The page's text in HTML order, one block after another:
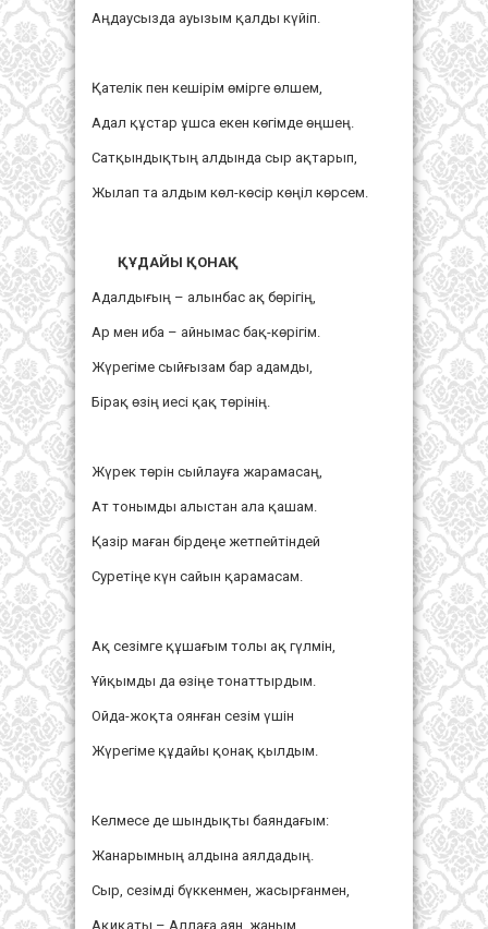
Аңдаусызда ауызым қалды күйіп.
Қателік пен кешірім өмірге өлшем,
Адал құстар ұшса екен көгімде өңшең.
Сатқындықтың алдында сыр ақтарып,
Жылап та алдым көл-көсір көңіл көрсем.
ҚҰДАЙЫ ҚОНАҚ
Адалдығың – алынбас ақ бөрігің,
Ар мен иба – айнымас бақ-көрігім.
Жүрегіме сыйғызам бар адамды,
Бірақ өзің иесі қақ төрінің.
Жүрек төрін сыйлауға жарамасаң,
Ат тонымды алыстан ала қашам.
Қазір маған бірдеңе жетпейтіндей
Суретіңе күн сайын қарамасам.
Ақ сезімге құшағым толы ақ гүлмін,
Ұйқымды да өзіңе тонаттырдым.
Ойда-жоқта оянған сезім үшін
Жүрегіме құдайы қонақ қылдым.
Келмесе де шындықты баяндағым:
Жанарымның алдына аялдадың.
Сыр, сезімді бүккенмен, жасырғанмен,
Ақиқаты – Аллаға аян, жаным.